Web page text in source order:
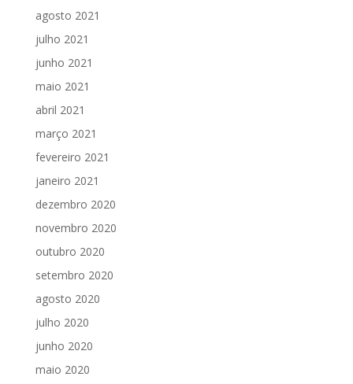
agosto 2021
julho 2021
junho 2021
maio 2021
abril 2021
março 2021
fevereiro 2021
janeiro 2021
dezembro 2020
novembro 2020
outubro 2020
setembro 2020
agosto 2020
julho 2020
junho 2020
maio 2020